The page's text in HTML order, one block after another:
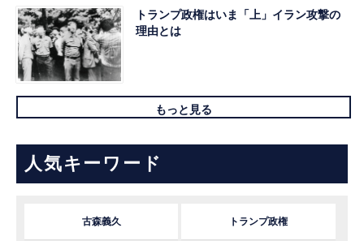
トランプ政権はいま「上」イラン攻撃の
理由とは
もっと見る
人気キーワード
古森義久 トランプ政権